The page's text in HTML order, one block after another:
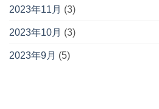
2023年11月 (3)
2023年10月 (3)
2023年9月 (5)